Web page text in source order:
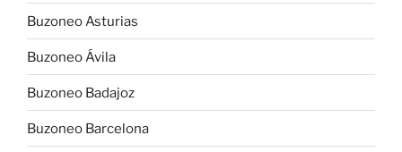
Buzoneo Asturias
Buzoneo Ávila
Buzoneo Badajoz
Buzoneo Barcelona